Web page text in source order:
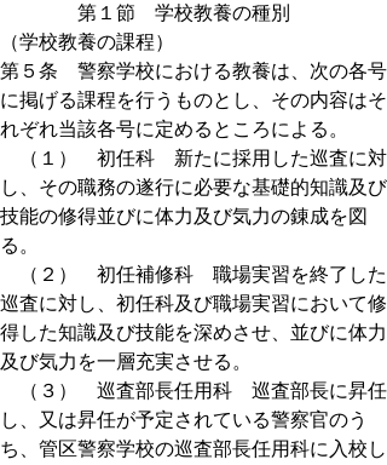
第１節 学校教養の種別
（学校教養の課程）
第５条 警察学校における教養は、次の各号
に掲げる課程を行うものとし、その内容はそ
れぞれ当該各号に定めるところによる。
（１） 初任科 新たに採用した巡査に対
し、その職務の遂行に必要な基礎的知識及び
技能の修得並びに体力及び気力の錬成を図
る。
（２） 初任補修科 職場実習を終了した
巡査に対し、初任科及び職場実習において修
得した知識及び技能を深めさせ、並びに体力
及び気力を一層充実させる。
（３） 巡査部長任用科 巡査部長に昇任
し、又は昇任が予定されている警察官のう
ち、管区警察学校の巡査部長任用科に入校し